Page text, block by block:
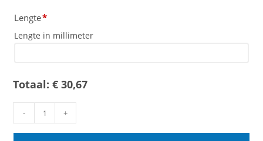
Lengte*
Lengte in millimeter
Totaal:€ 30,67
- +